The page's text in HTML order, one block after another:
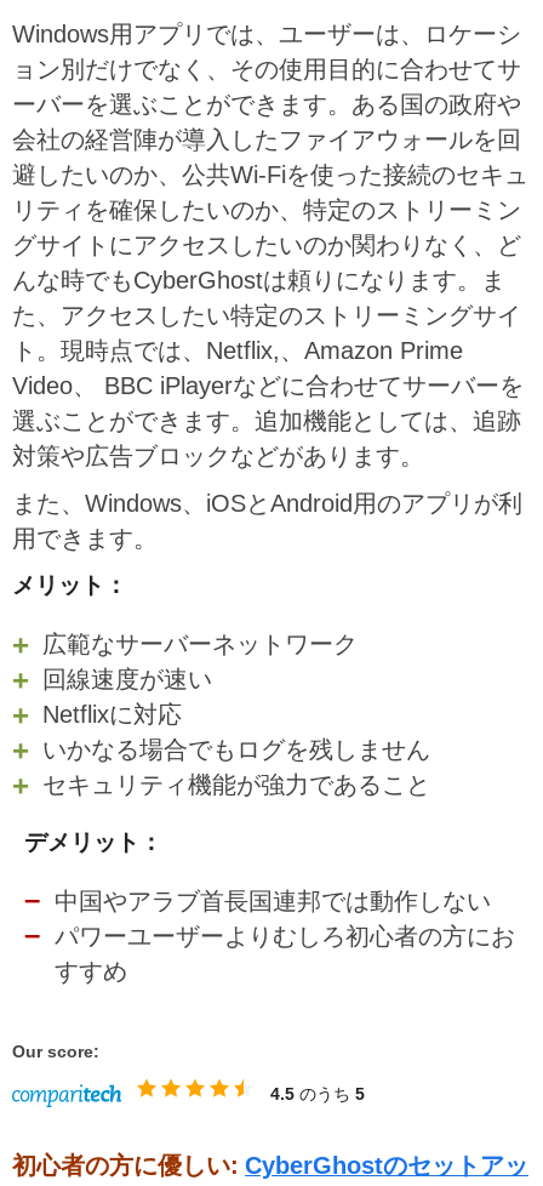
Windows用アプリでは、ユーザーは、ロケーシ
ョン別だけでなく、その使用目的に合わせてサ
ーバーを選ぶことができます。ある国の政府や
会社の経営陣が導入したファイアウォールを回
避したいのか、公共Wi-Fiを使った接続のセキュ
リティを確保したいのか、特定のストリーミン
グサイトにアクセスしたいのか関わりなく、ど
んな時でもCyberGhostは頼りになります。ま
た、アクセスしたい特定のストリーミングサイ
ト。現時点では、Netflix,、Amazon Prime
Video、 BBC iPlayerなどに合わせてサーバーを
選ぶことができます。追加機能としては、追跡
対策や広告ブロックなどがあります。
また、Windows、iOSとAndroid用のアプリが利
用できます。
メリット：
広範なサーバーネットワーク
回線速度が速い
Netflixに対応
いかなる場合でもログを残しません
セキュリティ機能が強力であること
デメリット：
中国やアラブ首長国連邦では動作しない
パワーユーザーよりむしろ初心者の方にお
すすめ
Our score:
4.5 のうち 5
初心者の方に優しい: CyberGhostのセットアッ